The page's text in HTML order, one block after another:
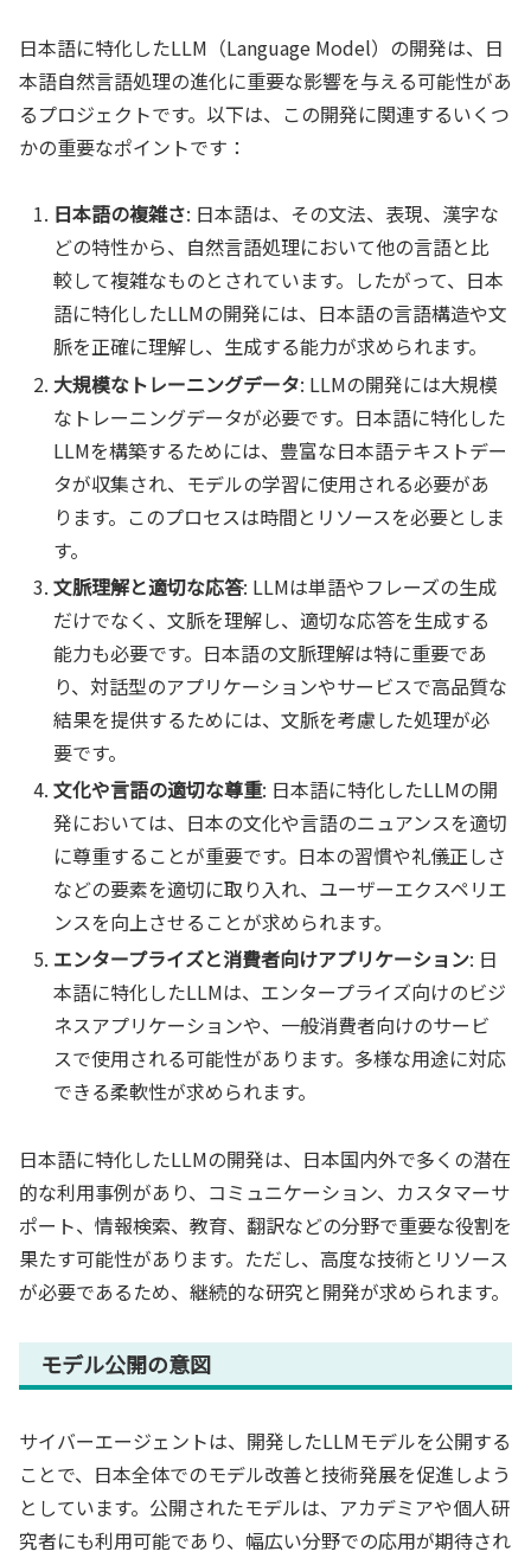
日本語に特化したLLM（Language Model）の開発は、日
本語自然言語処理の進化に重要な影響を与える可能性があ
るプロジェクトです。以下は、この開発に関連するいくつ
かの重要なポイントです：
日本語の複雑さ: 日本語は、その文法、表現、漢字な
どの特性から、自然言語処理において他の言語と比
較して複雑なものとされています。したがって、日本
語に特化したLLMの開発には、日本語の言語構造や文
脈を正確に理解し、生成する能力が求められます。
大規模なトレーニングデータ: LLMの開発には大規模
なトレーニングデータが必要です。日本語に特化した
LLMを構築するためには、豊富な日本語テキストデー
タが収集され、モデルの学習に使用される必要があ
ります。このプロセスは時間とリソースを必要としま
す。
文脈理解と適切な応答: LLMは単語やフレーズの生成
だけでなく、文脈を理解し、適切な応答を生成する
能力も必要です。日本語の文脈理解は特に重要であ
り、対話型のアプリケーションやサービスで高品質な
結果を提供するためには、文脈を考慮した処理が必
要です。
文化や言語の適切な尊重: 日本語に特化したLLMの開
発においては、日本の文化や言語のニュアンスを適切
に尊重することが重要です。日本の習慣や礼儀正しさ
などの要素を適切に取り入れ、ユーザーエクスペリエ
ンスを向上させることが求められます。
エンタープライズと消費者向けアプリケーション: 日
本語に特化したLLMは、エンタープライズ向けのビジ
ネスアプリケーションや、一般消費者向けのサービ
スで使用される可能性があります。多様な用途に対応
できる柔軟性が求められます。
日本語に特化したLLMの開発は、日本国内外で多くの潜在
的な利用事例があり、コミュニケーション、カスタマーサ
ポート、情報検索、教育、翻訳などの分野で重要な役割を
果たす可能性があります。ただし、高度な技術とリソース
が必要であるため、継続的な研究と開発が求められます。
モデル公開の意図
サイバーエージェントは、開発したLLMモデルを公開する
ことで、日本全体でのモデル改善と技術発展を促進しよう
としています。公開されたモデルは、アカデミアや個人研
究者にも利用可能であり、幅広い分野での応用が期待され